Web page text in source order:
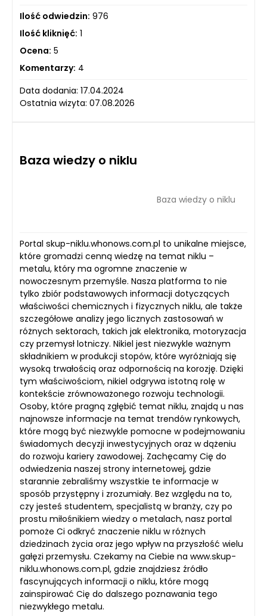
Ilość odwiedzin: 976
Ilość kliknięć: 1
Ocena: 5
Komentarzy: 4
Data dodania: 17.04.2024
Ostatnia wizyta: 07.08.2026
Baza wiedzy o niklu
Baza wiedzy o niklu
Portal skup-niklu.whonows.com.pl to unikalne miejsce,
które gromadzi cenną wiedzę na temat niklu –
metalu, który ma ogromne znaczenie w
nowoczesnym przemyśle. Nasza platforma to nie
tylko zbiór podstawowych informacji dotyczących
właściwości chemicznych i fizycznych niklu, ale także
szczegółowe analizy jego licznych zastosowań w
różnych sektorach, takich jak elektronika, motoryzacja
czy przemysł lotniczy. Nikiel jest niezwykle ważnym
składnikiem w produkcji stopów, które wyróżniają się
wysoką trwałością oraz odpornością na korozję. Dzięki
tym właściwościom, nikiel odgrywa istotną rolę w
kontekście zrównoważonego rozwoju technologii.
Osoby, które pragną zgłębić temat niklu, znajdą u nas
najnowsze informacje na temat trendów rynkowych,
które mogą być niezwykle pomocne w podejmowaniu
świadomych decyzji inwestycyjnych oraz w dążeniu
do rozwoju kariery zawodowej. Zachęcamy Cię do
odwiedzenia naszej strony internetowej, gdzie
starannie zebraliśmy wszystkie te informacje w
sposób przystępny i zrozumiały. Bez względu na to,
czy jesteś studentem, specjalistą w branży, czy po
prostu miłośnikiem wiedzy o metalach, nasz portal
pomoże Ci odkryć znaczenie niklu w różnych
dziedzinach życia oraz jego wpływ na przyszłość wielu
gałęzi przemysłu. Czekamy na Ciebie na www.skup-
niklu.whonows.com.pl, gdzie znajdziesz źródło
fascynujących informacji o niklu, które mogą
zainspirować Cię do dalszego poznawania tego
niezwykłego metalu.